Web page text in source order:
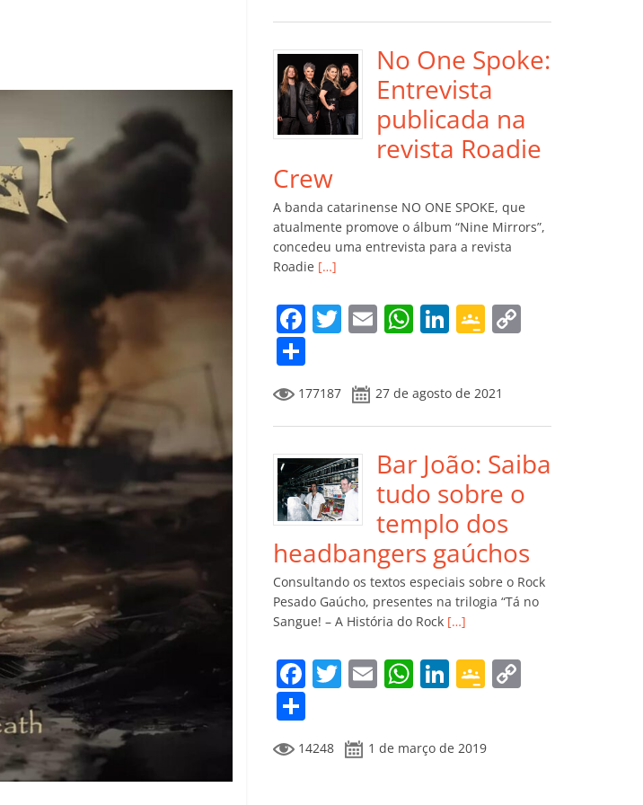
b
o
o
k
A
p
p
dI
n
e
Cl
a
ss
ro
m
Li
n
p
ar
til
h
ar
No One Spoke:
Entrevista
publicada na
revista Roadie
Crew
A banda catarinense NO ONE SPOKE, que
atualmente promove o álbum “Nine Mirrors”,
concedeu uma entrevista para a revista
Roadie […]
F
e
b
o
o
k
T
itt
er
E
l
W
s
A
p
p
Li
e
dI
n
G
gl
e
Cl
a
ss
ro
o
m
Li
n
k
o
m
p
ar
til
h
ar
177187 27 de agosto de 2021
Bar João: Saiba
tudo sobre o
templo dos
headbangers gaúchos
Consultando os textos especiais sobre o Rock
Pesado Gaúcho, presentes na trilogia “Tá no
Sangue! – A História do Rock […]
F
e
T
itt
er
E
l
W
s
Li
e
G
gl
o
m
14248 1 de março de 2019